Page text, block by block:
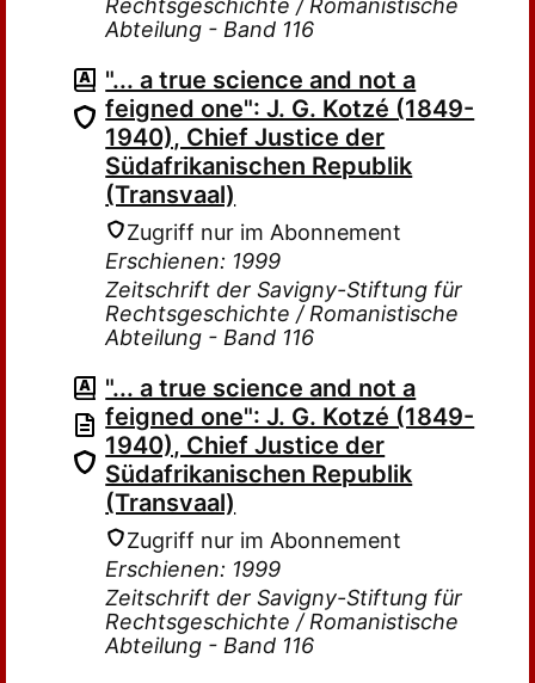
Rechtsgeschichte / Romanistische
Abteilung - Band 116
"... a true science and not a
feigned one": J. G. Kotzé (1849-
1940), Chief Justice der
Südafrikanischen Republik
(Transvaal)
Zugriff nur im Abonnement
Erschienen: 1999
Zeitschrift der Savigny-Stiftung für
Rechtsgeschichte / Romanistische
Abteilung - Band 116
"... a true science and not a
feigned one": J. G. Kotzé (1849-
1940), Chief Justice der
Südafrikanischen Republik
(Transvaal)
Zugriff nur im Abonnement
Erschienen: 1999
Zeitschrift der Savigny-Stiftung für
Rechtsgeschichte / Romanistische
Abteilung - Band 116